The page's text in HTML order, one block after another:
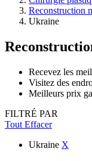
Reconstruction
Ukraine
Recevez les
Visitez des
Meilleurs prix
FILTRÉ PAR
Tout Effacer
Ukraine X